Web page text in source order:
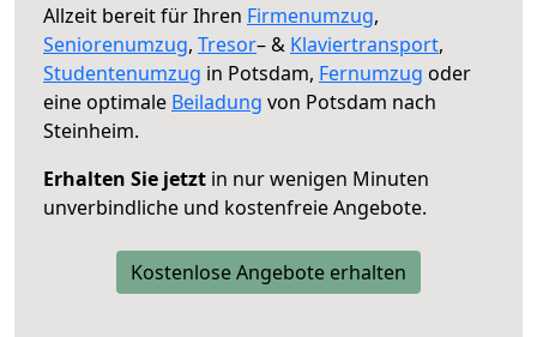
Allzeit bereit für Ihren Firmenumzug,
Seniorenumzug, Tresor– & Klaviertransport,
Studentenumzug in Potsdam, Fernumzug oder
eine optimale Beiladung von Potsdam nach
Steinheim.
Erhalten Sie jetzt in nur wenigen Minuten
unverbindliche und kostenfreie Angebote.
Kostenlose Angebote erhalten